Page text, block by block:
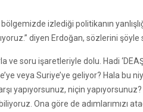
izlediği politikanın
diyen Erdoğan, sözlerini şöyle
soru işaretleriyle dolu. Hadi
veya Suriye’ye geliyor? Hala bu
yapıyorsunuz, niçin yapıyorsunuz?
Ona göre de adımlarımızı